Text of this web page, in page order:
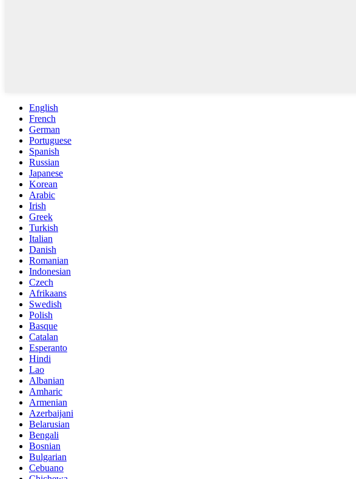
English
French
German
Portuguese
Spanish
Russian
Japanese
Korean
Arabic
Irish
Greek
Turkish
Italian
Danish
Romanian
Indonesian
Czech
Afrikaans
Swedish
Polish
Basque
Catalan
Esperanto
Hindi
Lao
Albanian
Amharic
Armenian
Azerbaijani
Belarusian
Bengali
Bosnian
Bulgarian
Cebuano